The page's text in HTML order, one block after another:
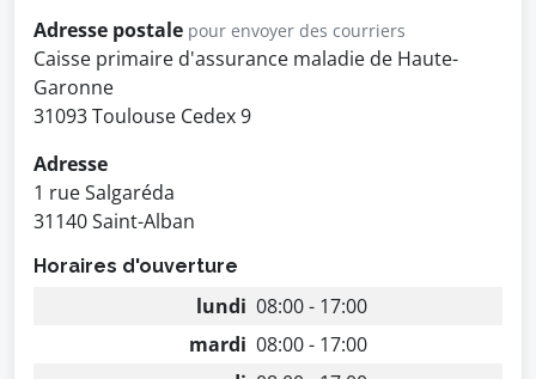
Adresse postale pour envoyer des courriers
Caisse primaire d'assurance maladie de Haute-
Garonne
31093 Toulouse Cedex 9
Adresse
1 rue Salgaréda
31140 Saint-Alban
Horaires d'ouverture
lundi 08:00 - 17:00
mardi 08:00 - 17:00